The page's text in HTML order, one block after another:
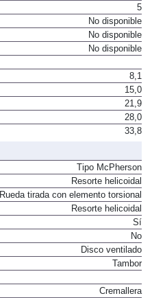
5
No disponible
No disponible
No disponible
8,1
15,0
21,9
28,0
33,8
Tipo McPherson
Resorte helicoidal
Rueda tirada con elemento torsional
Resorte helicoidal
Sí
No
Disco ventilado
Tambor
Cremallera